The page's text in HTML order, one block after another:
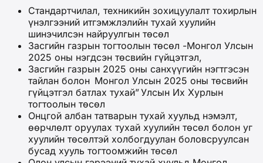
Стандартчилал, техникийн зохицуулалт тохирлын
үнэлгээний итгэмжлэлийн тухай хуулийн
шинэчилсэн найруулгын төсөл
Засгийн газрын тогтоолын төсөл -Монгол Улсын
2025 оны нэгдсэн төсвийн гүйцэтгэл,
Засгийн газрын 2025 оны санхүүгийн нэгтгэсэн
тайлан болон Монгол Улсын 2025 оны төсвийн
гүйцэтгэл батлах тухай” Улсын Их Хурлын
тогтоолын төсөл
Онцгой албан татварын тухай хуульд нэмэлт,
өөрчлөлт оруулах тухай хуулийн төсөл болон уг
хуулийн төсөлтэй холбогдуулан боловсруулсан
бусад хууль тогтоомжийн төсөл